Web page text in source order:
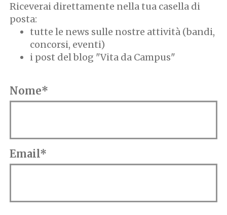
Riceverai direttamente nella tua casella di
posta:
tutte le news sulle nostre attività (bandi,
concorsi, eventi)
i post del blog "Vita da Campus"
Nome*
Email*